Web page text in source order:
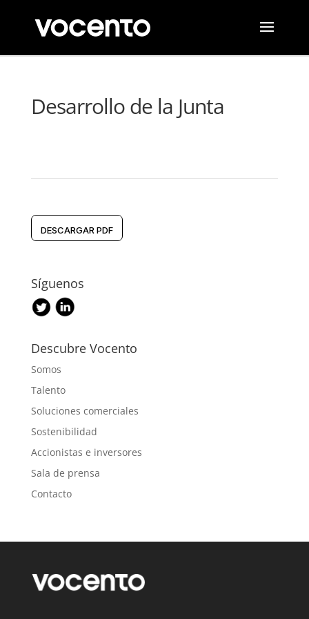
Desarrollo de la Junta
DESCARGAR PDF
Síguenos
Descubre Vocento
Somos
Talento
Soluciones comerciales
Sostenibilidad
Accionistas e inversores
Sala de prensa
Contacto